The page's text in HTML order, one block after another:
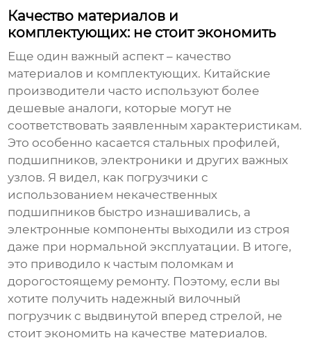
Качество материалов и
комплектующих: не стоит экономить
Еще один важный аспект – качество
материалов и комплектующих. Китайские
производители часто используют более
дешевые аналоги, которые могут не
соответствовать заявленным характеристикам.
Это особенно касается стальных профилей,
подшипников, электроники и других важных
узлов. Я видел, как погрузчики с
использованием некачественных
подшипников быстро изнашивались, а
электронные компоненты выходили из строя
даже при нормальной эксплуатации. В итоге,
это приводило к частым поломкам и
дорогостоящему ремонту. Поэтому, если вы
хотите получить надежный вилочный
погрузчик с выдвинутой вперед стрелой, не
стоит экономить на качестве материалов.